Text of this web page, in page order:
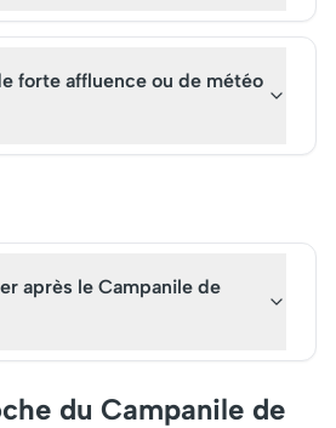
forte affluence ou de météo
après le Campanile de
du Campanile de